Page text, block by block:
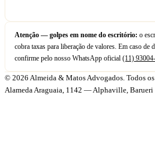
Atenção — golpes em nome do escritório: o
cobra taxas para liberação de valores. Em caso de
confirme pelo nosso WhatsApp oficial (11)
© 2026 Almeida & Matos Advogados. Todos os
Alameda Araguaia, 1142 — Alphaville, Barueri